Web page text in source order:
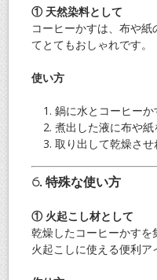
① 天然染料として
コーヒーかすは、布や
てとてもおしゃれです。
使い方
鍋に水とコーヒーか
煮出した液に布や
取り出して乾燥させ
6. 特殊な使い方
① 火起こし材として
乾燥したコーヒーかす
火起こしに使える便利ア